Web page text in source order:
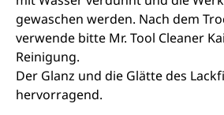
gewaschen werden. Nach dem
verwende bitte Mr. Tool Cleaner
Reinigung.
Der Glanz und die Glätte des
hervorragend.